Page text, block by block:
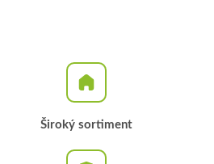
Široký sortiment